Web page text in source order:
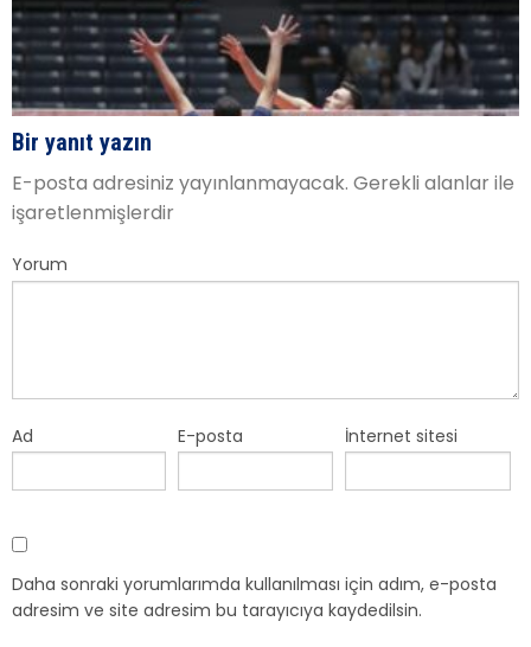
Bir yanıt yazın
E-posta adresiniz yayınlanmayacak. Gerekli alanlar ile
işaretlenmişlerdir
Yorum
Ad E-posta İnternet sitesi
Daha sonraki yorumlarımda kullanılması için adım, e-posta
adresim ve site adresim bu tarayıcıya kaydedilsin.